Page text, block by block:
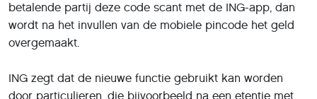
betalende partij deze code scant met de ING-app, dan
wordt na het invullen van de mobiele pincode het geld
overgemaakt.
ING zegt dat de nieuwe functie gebruikt kan worden
door particulieren, die bijvoorbeeld na een etentje met